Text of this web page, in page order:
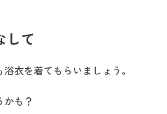
して
衣を着てもらいましょう。
も？